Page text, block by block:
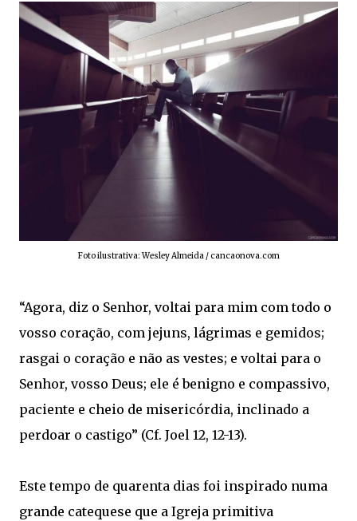
Foto ilustrativa: Wesley Almeida / cancaonova.com
“Agora, diz o Senhor, voltai para mim com todo o
vosso coração, com jejuns, lágrimas e gemidos;
rasgai o coração e não as vestes; e voltai para o
Senhor, vosso Deus; ele é benigno e compassivo,
paciente e cheio de misericórdia, inclinado a
perdoar o castigo” (Cf. Joel 12, 12-13).
Este tempo de quarenta dias foi inspirado numa
grande catequese que a Igreja primitiva